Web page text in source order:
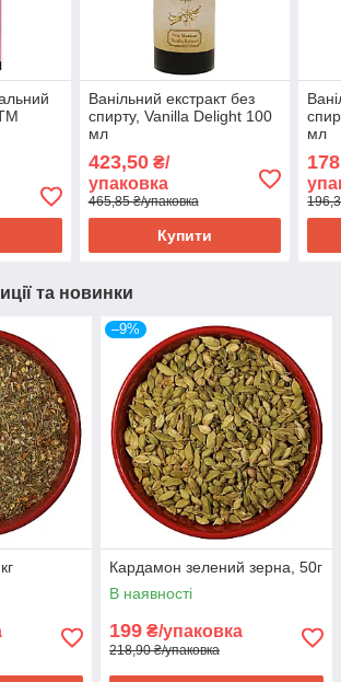
Ванільний екстракт без
спирту, Vanilla Delight 100
мл
423,50₴/
упаковка
465,85 ₴/упаковка
Купити
мл
та новинки
–9%
Кардамон зелений зерна, 50г
В наявності
199 ₴/упаковка
218,90 ₴/упаковка